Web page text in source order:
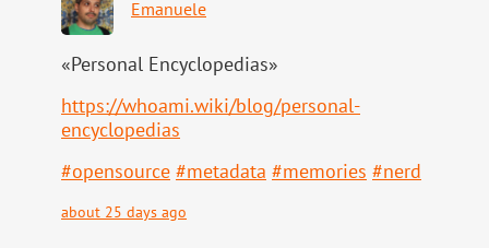
Emanuele
«Personal Encyclopedias»
https://whoami.wiki/blog/personal-
encyclopedias
#opensource #metadata #memories #nerd
about 25 days ago